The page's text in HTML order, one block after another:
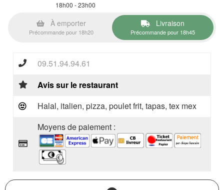
18h00 - 23h00
À emporter
Précommande pour 18h20
Livraison
Précommande pour 18h45
09.51.94.94.61
Avis sur le restaurant
Halal, italien, pizza, poulet frit, tapas, tex mex
Moyens de paiement :